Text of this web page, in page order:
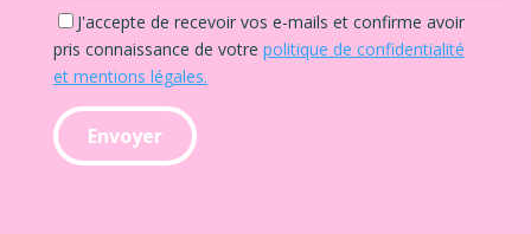
J'accepte de recevoir vos e-mails et confirme avoir
pris connaissance de votre politique de confidentialité
et mentions légales.